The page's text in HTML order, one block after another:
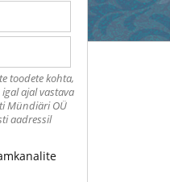
toodete kohta,
ajal vastava
Mündiäri OÜ
aadressil